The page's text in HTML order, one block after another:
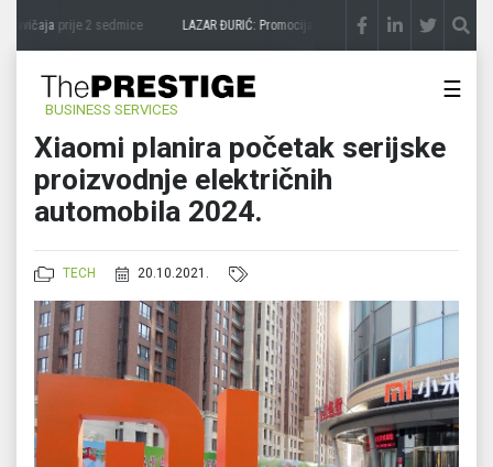
zavičajaprije 2 sedmice LAZAR ĐURIĆ: Promocija potencijal pretvara u destinaciju
BUSINESS SERVICES
☰
Xiaomi planira početak serijske
proizvodnje električnih
automobila 2024.
TECH 20.10.2021.